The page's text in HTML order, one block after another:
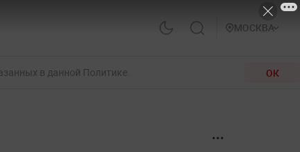
МОСКВА
в данной Политике. ОК